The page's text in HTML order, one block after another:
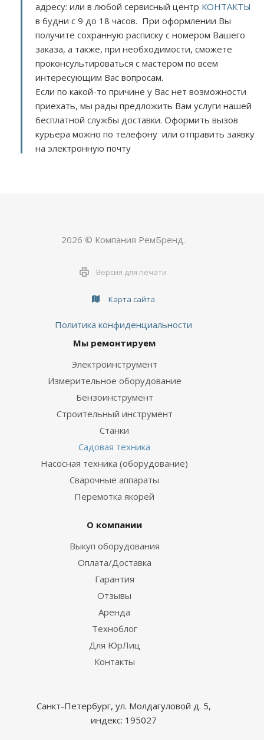
адресу: или в любой сервисный центр КОНТАКТЫ
в будни с 9 до 18 часов. При оформлении Вы
получите сохранную расписку с номером Вашего
заказа, а также, при необходимости, сможете
проконсультироваться с мастером по всем
интересующим Вас вопросам.
Если по какой-то причине у Вас нет возможности
приехать, мы рады предложить Вам услуги нашей
бесплатной службы доставки. Оформить вызов
курьера можно по телефону или отправить заявку
на электронную почту
2026 © Компания РемБренд.
Версия для печати
Карта сайта
Политика конфиденциальности
Мы ремонтируем
Электроинструмент
Измерительное оборудование
Бензоинструмент
Строительный инструмент
Станки
Садовая техника
Насосная техника (оборудование)
Сварочные аппараты
Перемотка якорей
О компании
Выкуп оборудования
Оплата/Доставка
Гарантия
Отзывы
Аренда
Техноблог
Для ЮрЛиц
Контакты
Санкт-Петербург, ул. Молдагуловой д. 5,
индекс: 195027